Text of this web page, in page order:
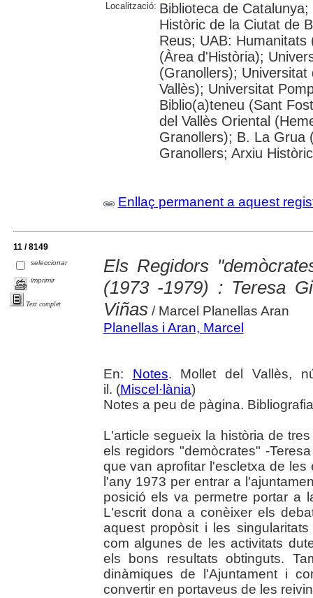
Localització: Biblioteca de
Històric de la Ciutat de
Reus; UAB:
(Àrea d'Història);
(Granollers);
Vallès); Universitat
Biblio(a)teneu (Sant
del Vallès Oriental
Granollers); B. La Grua
Granollers; Arxiu
Enllaç permanent a aquest
11 / 8149
seleccionar
imprimir
Text complet
Els Regidors
(1973 -1979) : Teresa
Viñas/ Marcel Planellas Aran
Planellas i Aran, Marcel
En: Notes. Mollet del Vallès,
il. (Miscel·lània)
Notes a peu de pàgina.
L'article segueix la història de
els regidors "demòcrates" -
que van aprofitar l'escletxa de
l'any 1973 per entrar a
posició els va permetre portar a
L'escrit dona a conèixer els
aquest propòsit i les
com algunes de les activitats
els bons resultats obtinguts.
dinàmiques de l'Ajuntament i
convertir en portaveus de les